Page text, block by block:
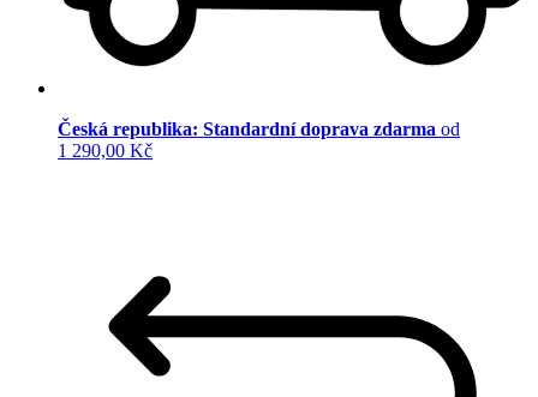
Česká republika: Standardní doprava zdarma od
1 290,00 Kč